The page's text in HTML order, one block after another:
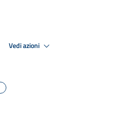
Vedi azioni